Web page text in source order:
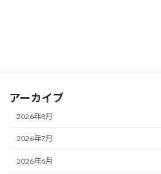
アーカイブ
2026年8月
2026年7月
2026年6月